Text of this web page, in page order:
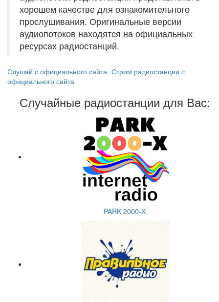
хорошем качестве для ознакомительного
прослушивания. Оригинальные версии
аудиопотоков находятся на официальных
ресурсах радиостанций.
Слушай с официального сайта Стрим радиостанции с
официального сайта
Случайные радиостанции для Вас:
PARK 2000-X